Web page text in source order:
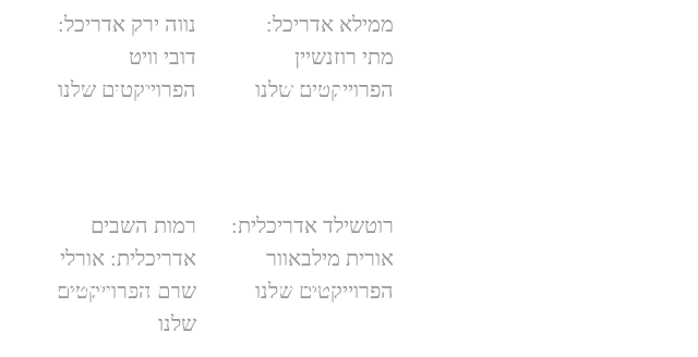
ממילא
ממילא אדריכל:
מתי רוזנשיין
הפרוייקטים שלנו
נווה ירק
נווה ירק אדריכל:
דובי וויט
הפרוייקטים שלנו
רוטשילד
רוטשילד אדריכלית:
אורית מילבאוור
הפרוייקטים שלנו
רמות השבים
רמות השבים
אדריכלית: אורלי
שרם הפרוייקטים
שלנו